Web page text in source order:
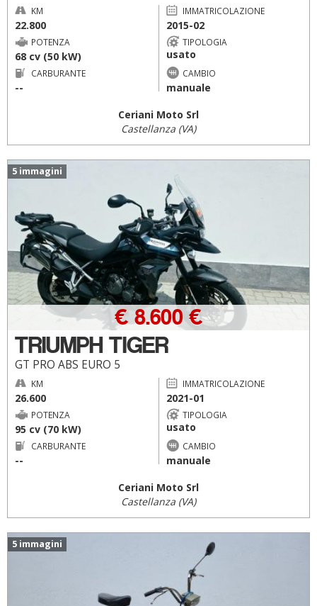
KM
22.800
IMMATRICOLAZIONE
2015-02
POTENZA
68 cv (50 kW)
TIPOLOGIA
usato
CARBURANTE
--
CAMBIO
manuale
Ceriani Moto Srl
Castellanza (VA)
5 immagini
TRIUMPH TIGER
GT PRO ABS EURO 5
€ 8.600 €
KM
26.600
IMMATRICOLAZIONE
2021-01
POTENZA
95 cv (70 kW)
TIPOLOGIA
usato
CARBURANTE
--
CAMBIO
manuale
Ceriani Moto Srl
Castellanza (VA)
5 immagini